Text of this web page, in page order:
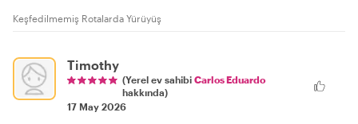
Keşfedilmemiş Rotalarda Yürüyüş
Timothy
(Yerel ev sahibi Carlos Eduardo
hakkında)
17 May 2026